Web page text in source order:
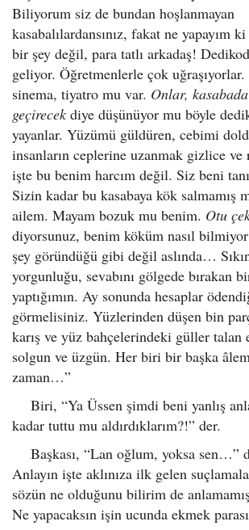
Biliyorum siz de bundan hoşlanmayan
kasabalılardansınız, fakat ne yapayım
bir şey değil, para tatlı arkadaş!
geliyor. Öğretmenlerle çok uğraşıyorlar.
sinema, tiyatro mu var. Onlar,
geçirecek diye düşünüyor mu böyle
yayanlar. Yüzümü güldüren, cebimi
insanların ceplerine uzanmak gizlice
işte bu benim harcım değil. Siz beni
Sizin kadar bu kasabaya kök salmamış
ailem. Mayam bozuk mu benim. Otu
diyorsunuz, benim köküm nasıl
şey göründüğü gibi değil aslında…
yorgunluğu, sevabını gölgede bırakan
yaptığımın. Ay sonunda hesaplar
görmelisiniz. Yüzlerinden düşen bin
karış ve yüz bahçelerindeki güller
solgun ve üzgün. Her biri bir başka
zaman…”
Biri, “Ya Üssen şimdi beni yanlış
kadar tuttu mu aldırdıklarım?!” der.
Başkası, “Lan oğlum, yoksa sen…”
Anlayın işte aklınıza ilk gelen
sözün ne olduğunu bilirim de
Ne yapacaksın işin ucunda ekmek